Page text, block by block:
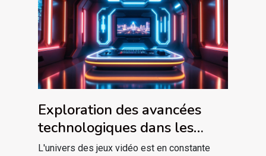
Exploration des avancées
technologiques dans les
plateformes de jeu modernes
L'univers des jeux vidéo est en constante